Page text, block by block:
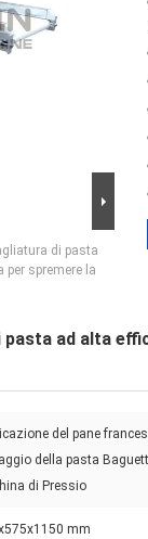
di pasta
spremere la
pasta ad alta
del pane
della pasta
di Pressio
mm